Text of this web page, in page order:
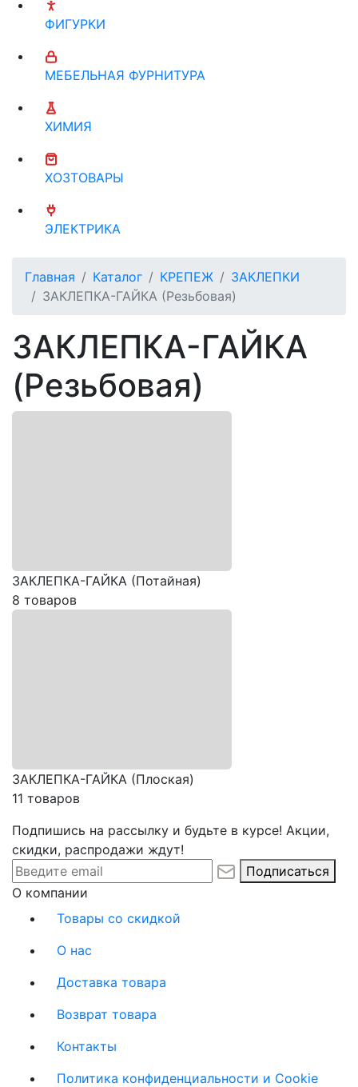
ФИГУРКИ
МЕБЕЛЬНАЯ ФУРНИТУРА
ХИМИЯ
ХОЗТОВАРЫ
ЭЛЕКТРИКА
Главная Каталог КРЕПЕЖ
ЗАКЛЕПКИ
ЗАКЛЕПКА-ГАЙКА (Резьбовая)
ЗАКЛЕПКА-ГАЙКА
(Резьбовая)
ЗАКЛЕПКА-ГАЙКА (Потайная)
8 товаров
ЗАКЛЕПКА-ГАЙКА (Плоская)
11 товаров
Подпишись на рассылку и будьте в курсе! Акции,
скидки, распродажи ждут!
Подписаться
О компании
Товары со скидкой
О нас
Доставка товара
Возврат товара
Контакты
Политика конфиденциальности и Cookie